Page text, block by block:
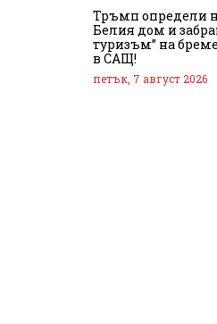
Тръмп определи
Белия дом и
туризъм” на
в САЩ!
петък, 7 август 2026